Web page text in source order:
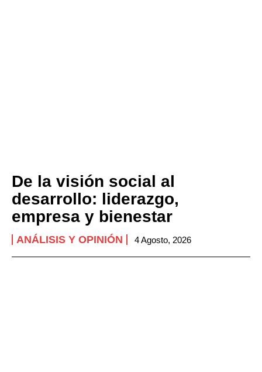
De la visión social al
desarrollo: liderazgo,
empresa y bienestar
ANÁLISIS Y OPINIÓN 4 Agosto, 2026